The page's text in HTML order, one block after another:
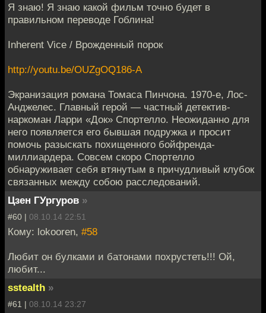
Я знаю! Я знаю какой фильм точно будет в
правильном переводе Гоблина!
Inherent Vice / Врожденный порок
http://youtu.be/OUZgOQ186-A
Экранизация романа Томаса Пинчона. 1970-е, Лос-
Анджелес. Главный герой — частный детектив-
наркоман Ларри «Док» Спортелло. Неожиданно для
него появляется его бывшая подружка и просит
помочь разыскать похищенного бойфренда-
миллиардера. Совсем скоро Спортелло
обнаруживает себя втянутым в причудливый клубок
связанных между собою расследований.
Цзен ГУргуров »
#60 | 08.10.14 22:51
Кому: lokooren, #58
Любит он булками и батонами похрустеть!!! Ой,
любит...
sstealth »
#61 | 08.10.14 23:27